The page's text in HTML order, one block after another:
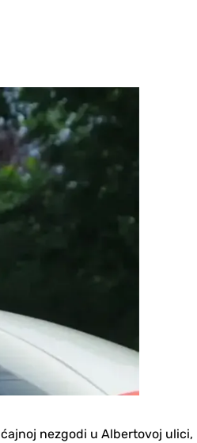
nezgodi u Albertovoj